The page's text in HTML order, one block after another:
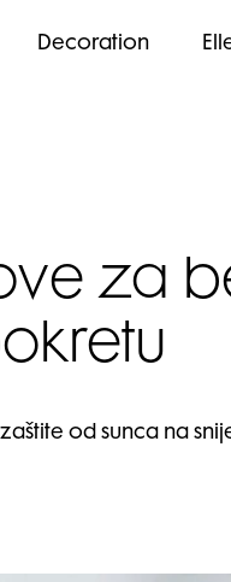
Decoration
za
od sunca na